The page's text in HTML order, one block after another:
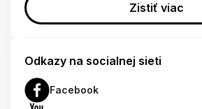
Zistiť viac
Odkazy na socialnej sieti
Facebook